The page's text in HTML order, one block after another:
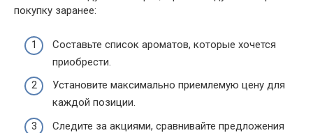
покупку заранее:
Составьте список ароматов, которые хочется
приобрести.
Установите максимально приемлемую цену для
каждой позиции.
Следите за акциями, сравнивайте предложения